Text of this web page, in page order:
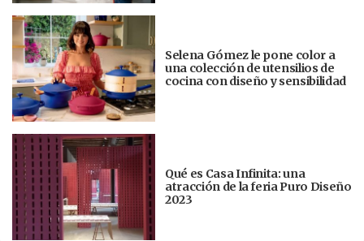
Selena Gómez le pone color a
una colección de utensilios de
cocina con diseño y sensibilidad
Qué es Casa Infinita: una
atracción de la feria Puro Diseño
2023